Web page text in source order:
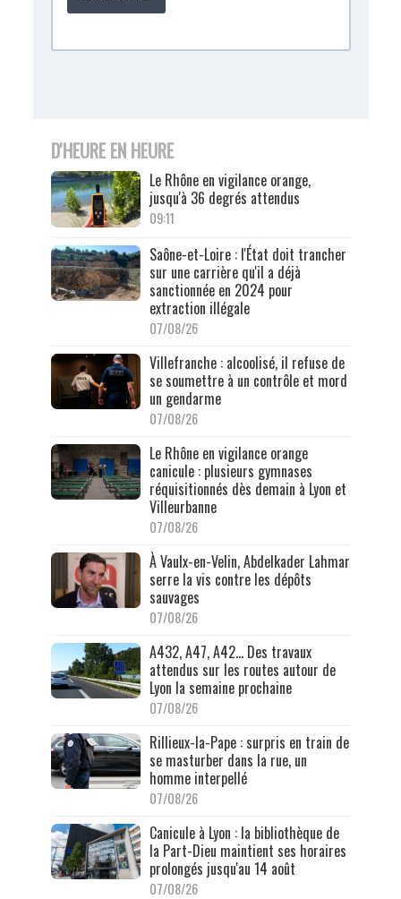
D'HEURE EN HEURE
Le Rhône en vigilance orange,
jusqu'à 36 degrés attendus
09:11
Saône-et-Loire : l'État doit trancher
sur une carrière qu'il a déjà
sanctionnée en 2024 pour
extraction illégale
07/08/26
Villefranche : alcoolisé, il refuse de
se soumettre à un contrôle et mord
un gendarme
07/08/26
Le Rhône en vigilance orange
canicule : plusieurs gymnases
réquisitionnés dès demain à Lyon et
Villeurbanne
07/08/26
À Vaulx-en-Velin, Abdelkader Lahmar
serre la vis contre les dépôts
sauvages
07/08/26
A432, A47, A42… Des travaux
attendus sur les routes autour de
Lyon la semaine prochaine
07/08/26
Rillieux-la-Pape : surpris en train de
se masturber dans la rue, un
homme interpellé
07/08/26
Canicule à Lyon : la bibliothèque de
la Part-Dieu maintient ses horaires
prolongés jusqu'au 14 août
07/08/26